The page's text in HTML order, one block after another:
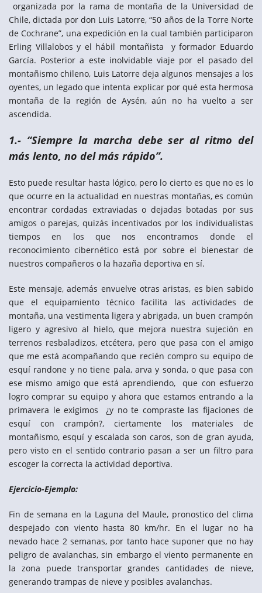
organizada por la rama de montaña de la Universidad de
Chile, dictada por don Luis Latorre, “50 años de la Torre Norte
de Cochrane”, una expedición en la cual también participaron
Erling Villalobos y el hábil montañista y formador Eduardo
García. Posterior a este inolvidable viaje por el pasado del
montañismo chileno, Luis Latorre deja algunos mensajes a los
oyentes, un legado que intenta explicar por qué esta hermosa
montaña de la región de Aysén, aún no ha vuelto a ser
ascendida.
1.- “Siempre la marcha debe ser al ritmo del
más lento, no del más rápido”.
Esto puede resultar hasta lógico, pero lo cierto es que no es lo
que ocurre en la actualidad en nuestras montañas, es común
encontrar cordadas extraviadas o dejadas botadas por sus
amigos o parejas, quizás incentivados por los individualistas
tiempos en los que nos encontramos donde el
reconocimiento cibernético está por sobre el bienestar de
nuestros compañeros o la hazaña deportiva en sí.
Este mensaje, además envuelve otras aristas, es bien sabido
que el equipamiento técnico facilita las actividades de
montaña, una vestimenta ligera y abrigada, un buen crampón
ligero y agresivo al hielo, que mejora nuestra sujeción en
terrenos resbaladizos, etcétera, pero que pasa con el amigo
que me está acompañando que recién compro su equipo de
esquí randone y no tiene pala, arva y sonda, o que pasa con
ese mismo amigo que está aprendiendo, que con esfuerzo
logro comprar su equipo y ahora que estamos entrando a la
primavera le exigimos ¿y no te compraste las fijaciones de
esquí con crampón?, ciertamente los materiales de
montañismo, esquí y escalada son caros, son de gran ayuda,
pero visto en el sentido contrario pasan a ser un filtro para
escoger la correcta la actividad deportiva.
Ejercicio-Ejemplo:
Fin de semana en la Laguna del Maule, pronostico del clima
despejado con viento hasta 80 km/hr. En el lugar no ha
nevado hace 2 semanas, por tanto hace suponer que no hay
peligro de avalanchas, sin embargo el viento permanente en
la zona puede transportar grandes cantidades de nieve,
generando trampas de nieve y posibles avalanchas.